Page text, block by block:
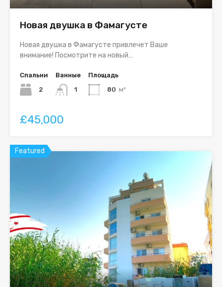
Новая двушка в Фамагусте
Новая двушка в Фамагусте привлечет Ваше
внимание! Посмотрите на новый…
Спальни
2
Ванные
1
Площадь
80 м²
£45,000
Featured